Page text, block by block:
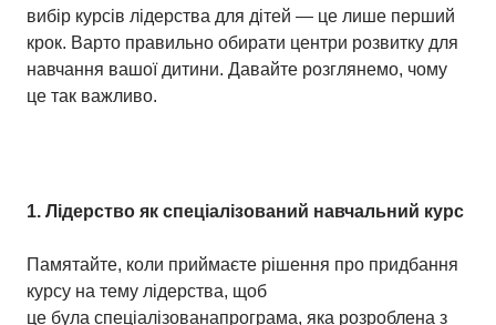
вибір курсів лідерства для дітей — це лише перший
крок. Варто правильно обирати центри розвитку для
навчання вашої дитини. Давайте розглянемо, чому
це так важливо.
1. Лідерство як спеціалізований навчальний курс
Памятайте, коли приймаєте рішення про придбання
курсу на тему лідерства, щоб
це була спеціалізованапрограма, яка розроблена з